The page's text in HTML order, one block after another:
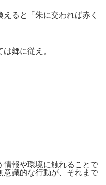
ると「朱に交われば赤く
郷に従え。
情報や環境に触れることで
意識的な行動が、それまで